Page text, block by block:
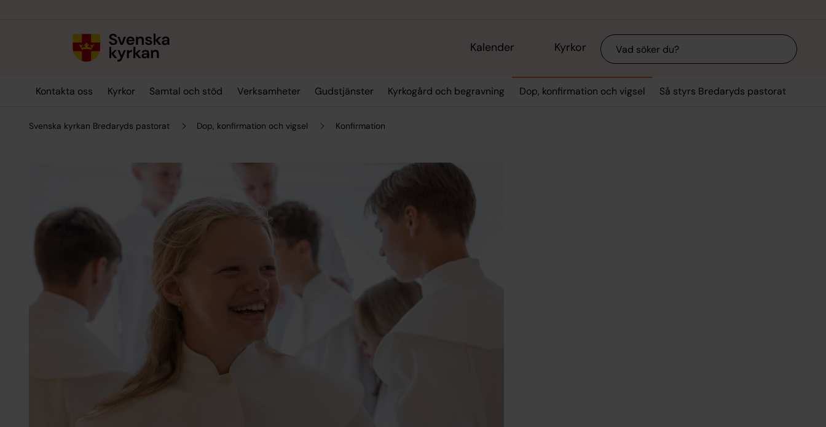
Kalender Kyrkor Sök
Kontakta oss Kyrkor Samtal och stöd Verksamheter Gudstjänster Kyrkogård och begravning Dop, konfirmation och vigsel Så styrs Bredaryds pastorat
Svenska kyrkan Bredaryds pastorat Dop, konfirmation och vigsel Konfirmation